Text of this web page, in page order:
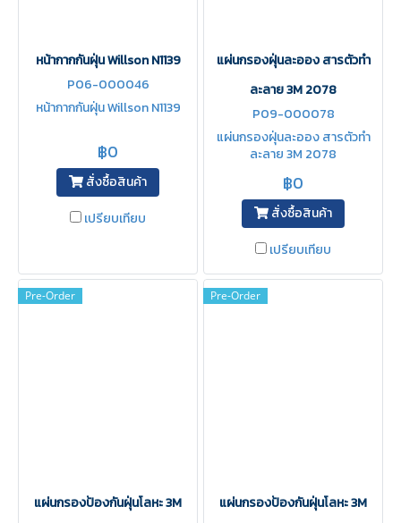
หน้ากากกันฝุ่น Willson N1139
P06-000046
หน้ากากกันฝุ่น Willson N1139
฿0
สั่งซื้อสินค้า
เปรียบเทียบ
แผ่นกรองฝุ่นละออง สารตัวทำ
ละลาย 3M 2078
P09-000078
แผ่นกรองฝุ่นละออง สารตัวทำ
ละลาย 3M 2078
฿0
สั่งซื้อสินค้า
เปรียบเทียบ
Pre-Order
แผ่นกรองป้องกันฝุ่นโลหะ 3M
Pre-Order
แผ่นกรองป้องกันฝุ่นโลหะ 3M